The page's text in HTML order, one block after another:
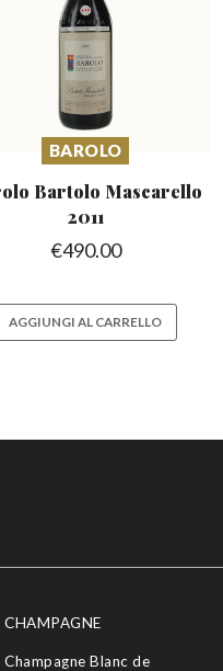
BAROLO
Bartolo Mascarello
2011
€490.00
AGGIUNGI AL CARRELLO
CHAMPAGNE
Champagne Blanc de